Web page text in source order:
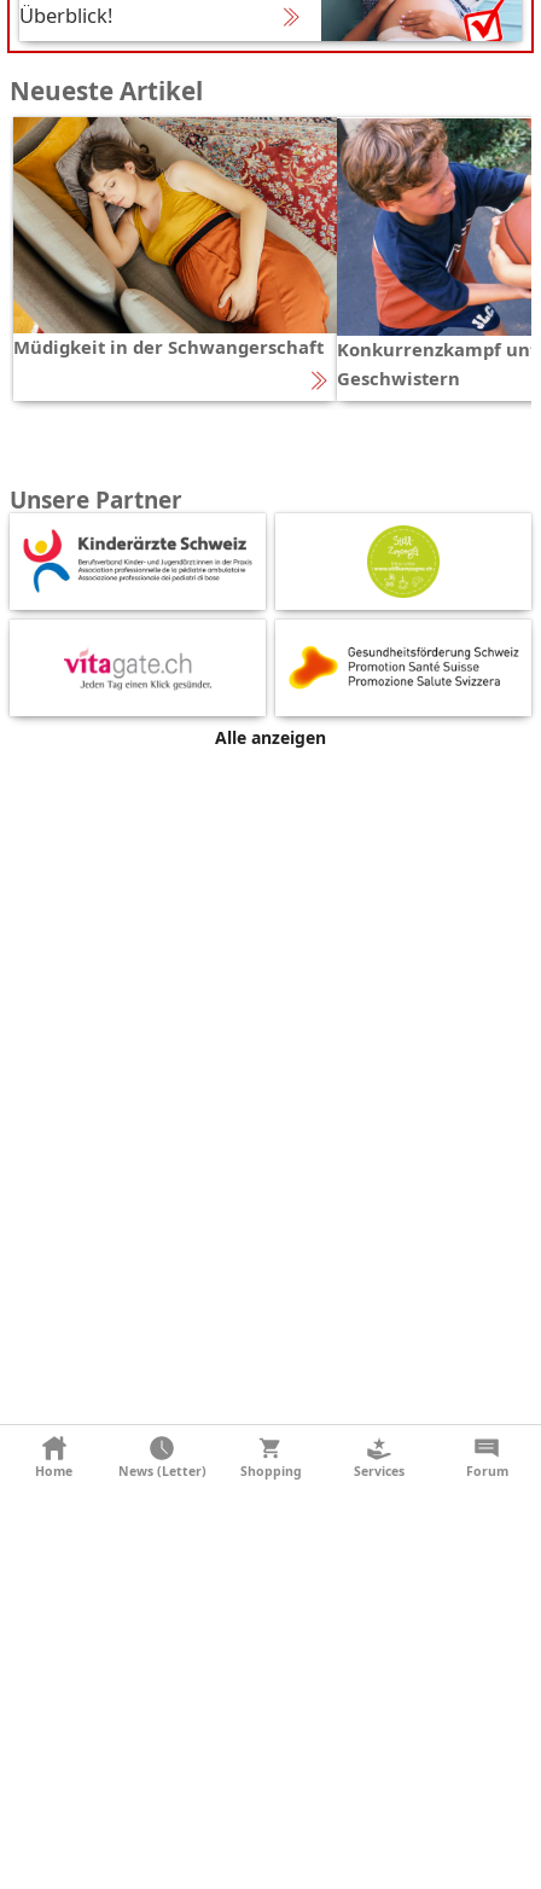
Überblick!
Neueste Artikel
Müdigkeit in der Schwangerschaft
Konkurrenzkampf
Geschwistern
Unsere Partner
Alle anzeigen
KONTAKT
Home News (Letter) Shopping Services Forum